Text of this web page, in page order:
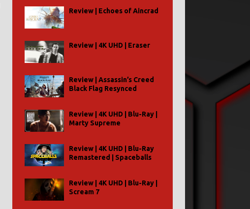
Review | Echoes of Aincrad
Review | 4K UHD | Eraser
Review | Assassin’s Creed
Black Flag Resynced
Review | 4K UHD | Blu-Ray |
Marty Supreme
Review | 4K UHD | Blu-Ray
Remastered | Spaceballs
Review | 4K UHD | Blu-Ray |
Scream 7